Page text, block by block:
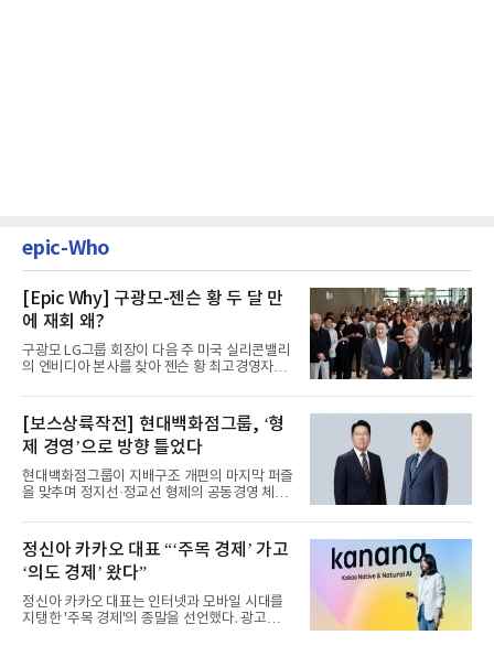
epic-Who
[Epic Why] 구광모-젠슨 황 두 달 만
에 재회 왜?
구광모 LG그룹 회장이 다음 주 미국 실리콘밸리
의 엔비디아 본사를 찾아 젠슨 황 최고경영자
[보스상륙작전] 현대백화점그룹, ‘형
제 경영’으로 방향 틀었다
현대백화점그룹이 지배구조 개편의 마지막 퍼즐
을 맞추며 정지선·정교선 형제의 공동경영 체제
정신아 카카오 대표 “‘주목 경제’ 가고
‘의도 경제’ 왔다”
정신아 카카오 대표는 인터넷과 모바일 시대를
지탱한 '주목 경제'의 종말을 선언했다. 광고를